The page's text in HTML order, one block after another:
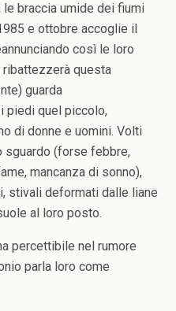
le braccia umide dei fiumi
e ottobre accoglie il
così le loro
ribattezzerà questa
guarda
piedi quel piccolo,
di donne e uomini. Volti
sguardo (forse febbre,
mancanza di sonno),
stivali deformati dalle liane
al loro posto.
percettibile nel rumore
parla loro come